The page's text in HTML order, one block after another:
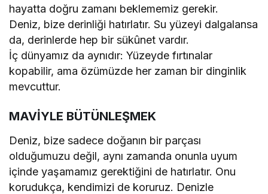
hayatta doğru zamanı beklememiz gerekir.
Deniz, bize derinliği hatırlatır. Su yüzeyi dalgalansa
da, derinlerde hep bir sükûnet vardır.
İç dünyamız da aynıdır: Yüzeyde fırtınalar
kopabilir, ama özümüzde her zaman bir dinginlik
mevcuttur.
MAVİYLE BÜTÜNLEŞMEK
Deniz, bize sadece doğanın bir parçası
olduğumuzu değil, aynı zamanda onunla uyum
içinde yaşamamız gerektiğini de hatırlatır. Onu
korudukça, kendimizi de koruruz. Denizle